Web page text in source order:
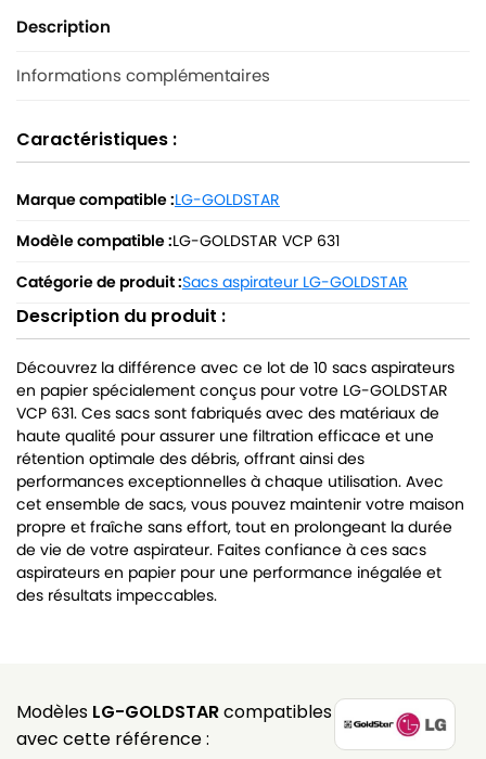
Description
Informations complémentaires
Caractéristiques :
Marque compatible :LG-GOLDSTAR
Modèle compatible :LG-GOLDSTAR VCP 631
Catégorie de produit :Sacs aspirateur LG-GOLDSTAR
Description du produit :
Découvrez la différence avec ce lot de 10 sacs aspirateurs
en papier spécialement conçus pour votre LG-GOLDSTAR
VCP 631. Ces sacs sont fabriqués avec des matériaux de
haute qualité pour assurer une filtration efficace et une
rétention optimale des débris, offrant ainsi des
performances exceptionnelles à chaque utilisation. Avec
cet ensemble de sacs, vous pouvez maintenir votre maison
propre et fraîche sans effort, tout en prolongeant la durée
de vie de votre aspirateur. Faites confiance à ces sacs
aspirateurs en papier pour une performance inégalée et
des résultats impeccables.
Modèles LG-GOLDSTARcompatibles
avec cette référence :